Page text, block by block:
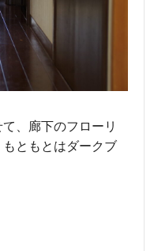
、廊下のフローリ
ともとはダークブ